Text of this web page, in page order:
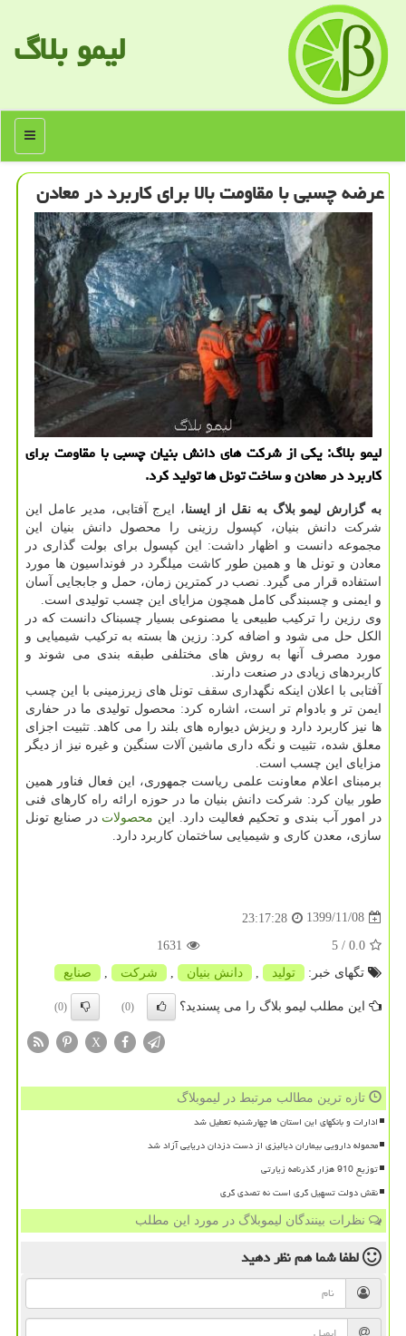
لیمو بلاگ
منو
عرضه چسبی با مقاومت بالا برای كاربرد در معادن
لیمو بلاگ: یکی از شرکت های دانش بنیان چسبی با مقاومت برای
کاربرد در معادن و ساخت تونل ها تولید کرد.
به گزارش لیمو بلاگ به نقل از ایسنا، ایرج آفتابی، مدیر عامل این
شرکت دانش بنیان، کپسول رزینی را محصول دانش بنیان این
مجموعه دانست و اظهار داشت: این کپسول برای بولت گذاری در
معادن و تونل‎ ها و همین طور کاشت میلگرد در فونداسیون ها مورد
استفاده قرار می گیرد. نصب در کمترین زمان، حمل و جابجایی آسان
و ایمنی و چسبندگی کامل همچون مزایای این چسب تولیدی است.
وی رزین را ترکیب طبیعی یا مصنوعی بسیار چسبناک دانست که در
الکل حل می شود و اضافه کرد: رزین ها بسته به ترکیب شیمیایی و
مورد مصرف آنها به روش های مختلفی طبقه بندی می شوند و
کاربردهای زیادی در صنعت دارند.
آفتابی با اعلان اینکه نگهداری سقف تونل های زیرزمینی با این چسب
ایمن تر و بادوام تر است، اشاره کرد: محصول تولیدی ما در حفاری
ها نیز کاربرد دارد و ریزش دیواره های بلند را می کاهد. تثبیت اجزای
معلق شده، تثبیت و نگه داری ماشین آلات سنگین و غیره نیز از دیگر
مزایای این چسب است.
برمبنای اعلام معاونت علمی ریاست جمهوری، این فعال فناور همین
طور بیان کرد: شرکت دانش بنیان ما در حوزه ارائه راه کارهای فنی
در امور آب بندی و تحکیم فعالیت دارد. این محصولات در صنایع تونل
سازی، معدن کاری و شیمیایی ساختمان کاربرد دارد.
1399/11/08
23:17:28
0.0
/ 5
1631
تگهای خبر:
تولید دانش بنیان شركت صنایع
این مطلب لیمو بلاگ را می پسندید؟ (0)
(0)
X
تازه ترین مطالب مرتبط در لیموبلاگ
ادارات و بانکهای این استان ها چهارشنبه تعطیل شد
محموله دارویی بیماران دیالیزی از دست دزدان دریایی آزاد شد
توزیع 910 هزار گذرنامه زیارتی
نقش دولت تسهیل گری است نه تصدی گری
نظرات بینندگان لیموبلاگ در مورد این مطلب
لطفا شما همنظر دهید